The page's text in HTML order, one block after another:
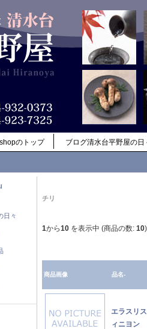
shopのトップ ブログ清水台平野屋の日
日々
チリ
1から10 を表示中 (商品の数: 10)
商品画像 品名-
エラスリ
ィニヨン